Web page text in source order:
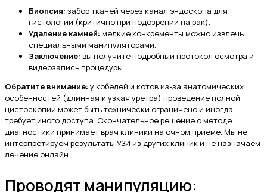
Биопсия: забор тканей через канал эндоскопа для
гистологии (критично при подозрении на рак).
Удаление камней: мелкие конкременты можно извлечь
специальными манипуляторами.
Заключение: вы получите подробный протокол осмотра и
видеозапись процедуры.
Обратите внимание: у кобелей и котов из-за анатомических
особенностей (длинная и узкая уретра) проведение полной
цистоскопии может быть технически ограничено и иногда
требует иного доступа. Окончательное решение о методе
диагностики принимает врач клиники на очном приеме. Мы не
интерпретируем результаты УЗИ из других клиник и не назначаем
лечение онлайн.
Проводят манипуляцию: